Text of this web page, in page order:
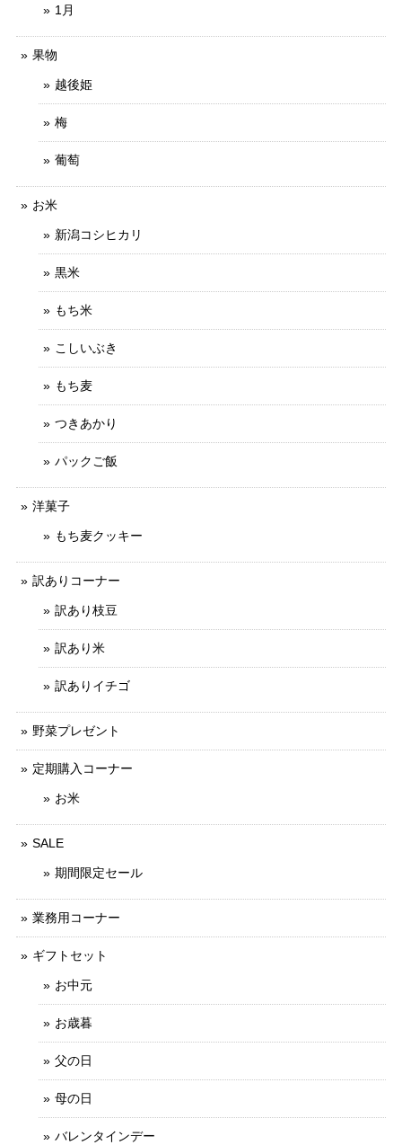
1月
果物
越後姫
梅
葡萄
お米
新潟コシヒカリ
黒米
もち米
こしいぶき
もち麦
つきあかり
パックご飯
洋菓子
もち麦クッキー
訳ありコーナー
訳あり枝豆
訳あり米
訳ありイチゴ
野菜プレゼント
定期購入コーナー
お米
SALE
期間限定セール
業務用コーナー
ギフトセット
お中元
お歳暮
父の日
母の日
バレンタインデー